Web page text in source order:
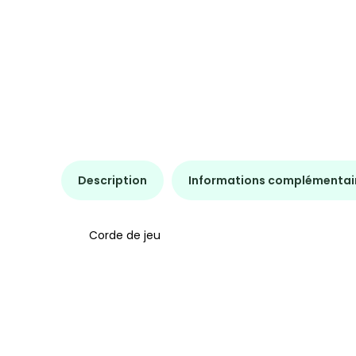
Description Informations
Corde de jeu